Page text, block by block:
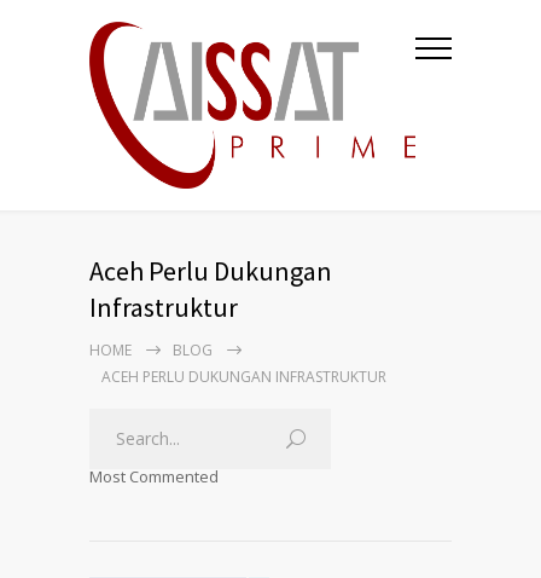
Aceh Perlu Dukungan
Infrastruktur
HOME
BLOG
ACEH PERLU DUKUNGAN INFRASTRUKTUR
Most Commented